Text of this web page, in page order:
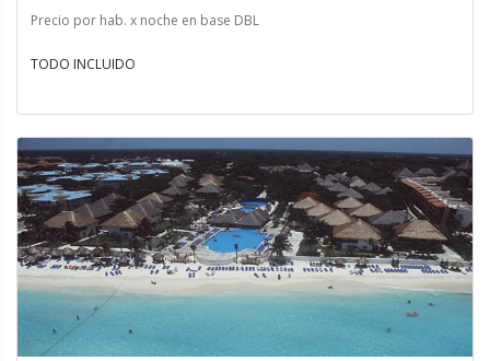
Precio por hab. x noche en base DBL
TODO INCLUIDO